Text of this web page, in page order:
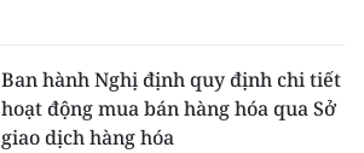
Ban hành Nghị định quy định chi tiết
hoạt động mua bán hàng hóa qua Sở
giao dịch hàng hóa